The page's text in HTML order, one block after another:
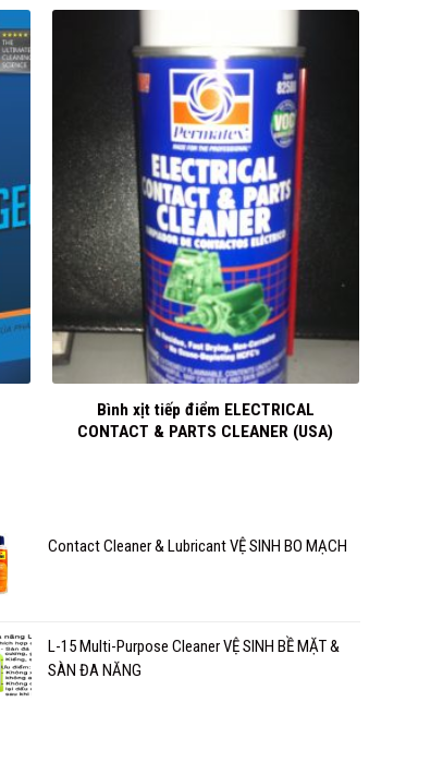
Bình xịt tiếp điểm ELECTRICAL
CONTACT & PARTS CLEANER (USA)
Contact Cleaner & Lubricant VỆ SINH BO MẠCH
L-15 Multi-Purpose Cleaner VỆ SINH BỀ MẶT &
SÀN ĐA NĂNG